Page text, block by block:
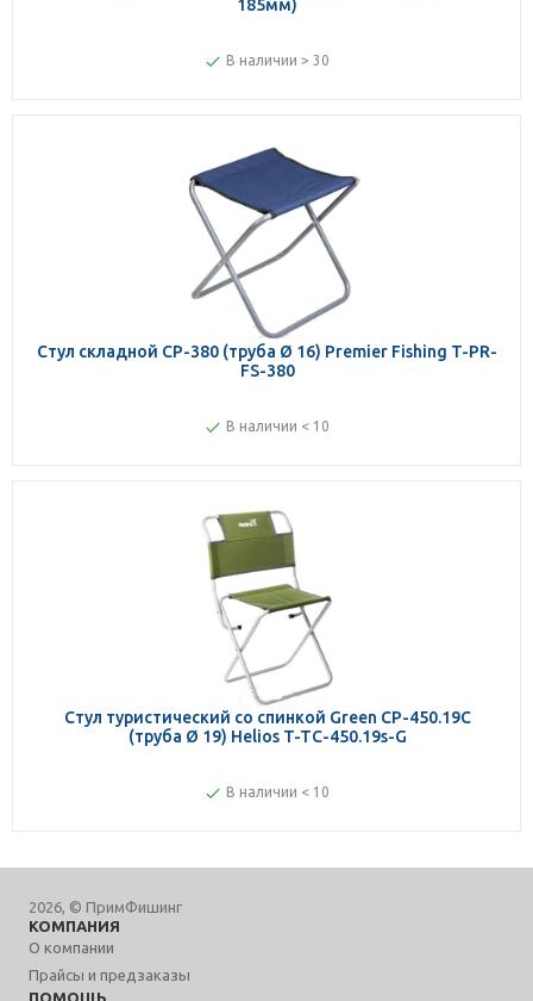
185мм)
В наличии > 30
Стул складной СР-380 (труба Ø 16) Premier Fishing T-PR-
FS-380
В наличии < 10
Стул туристический со спинкой Green СР-450.19C
(труба Ø 19) Helios T-TC-450.19s-G
В наличии < 10
2026, © ПримФишинг
КОМПАНИЯ
О компании
Прайсы и предзаказы